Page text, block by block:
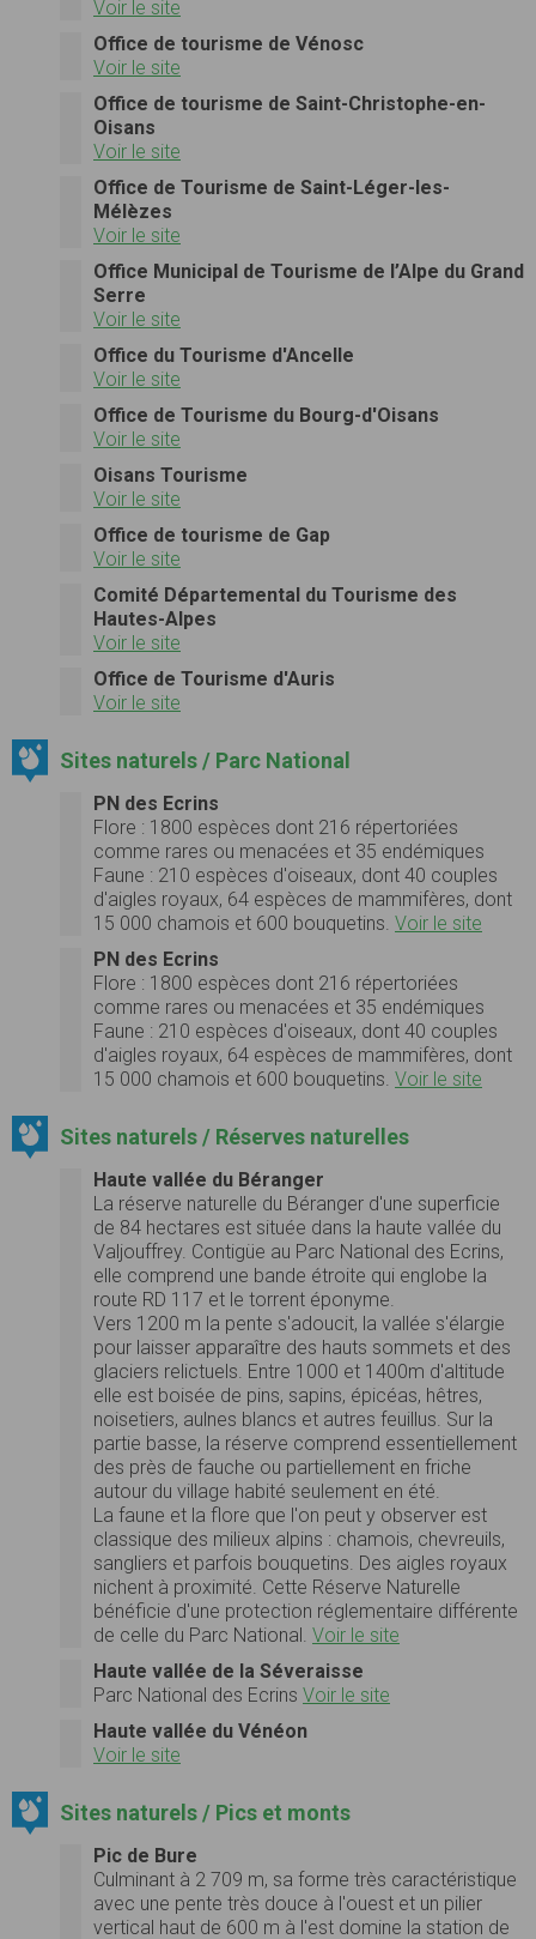
Voir le site
Office de tourisme de Vénosc
Voir le site
Office de tourisme de Saint-Christophe-en-
Oisans
Voir le site
Office de Tourisme de Saint-Léger-les-
Mélèzes
Voir le site
Office Municipal de Tourisme de l’Alpe du Grand
Serre
Voir le site
Office du Tourisme d'Ancelle
Voir le site
Office de Tourisme du Bourg-d'Oisans
Voir le site
Oisans Tourisme
Voir le site
Office de tourisme de Gap
Voir le site
Comité Départemental du Tourisme des
Hautes-Alpes
Voir le site
Office de Tourisme d'Auris
Voir le site
Sites naturels / Parc National
PN des Ecrins
Flore : 1800 espèces dont 216 répertoriées
comme rares ou menacées et 35 endémiques
Faune : 210 espèces d'oiseaux, dont 40 couples
d'aigles royaux, 64 espèces de mammifères, dont
15 000 chamois et 600 bouquetins. Voir le site
PN des Ecrins
Flore : 1800 espèces dont 216 répertoriées
comme rares ou menacées et 35 endémiques
Faune : 210 espèces d'oiseaux, dont 40 couples
d'aigles royaux, 64 espèces de mammifères, dont
15 000 chamois et 600 bouquetins. Voir le site
Sites naturels / Réserves naturelles
Haute vallée du Béranger
La réserve naturelle du Béranger d'une superficie
de 84 hectares est située dans la haute vallée du
Valjouffrey. Contigüe au Parc National des Ecrins,
elle comprend une bande étroite qui englobe la
route RD 117 et le torrent éponyme.
Vers 1200 m la pente s'adoucit, la vallée s'élargie
pour laisser apparaître des hauts sommets et des
glaciers relictuels. Entre 1000 et 1400m d'altitude
elle est boisée de pins, sapins, épicéas, hêtres,
noisetiers, aulnes blancs et autres feuillus. Sur la
partie basse, la réserve comprend essentiellement
des près de fauche ou partiellement en friche
autour du village habité seulement en été.
La faune et la flore que l'on peut y observer est
classique des milieux alpins : chamois, chevreuils,
sangliers et parfois bouquetins. Des aigles royaux
nichent à proximité. Cette Réserve Naturelle
bénéficie d'une protection réglementaire différente
de celle du Parc National. Voir le site
Haute vallée de la Séveraisse
Parc National des Ecrins Voir le site
Haute vallée du Vénéon
Voir le site
Sites naturels / Pics et monts
Pic de Bure
Culminant à 2 709 m, sa forme très caractéristique
avec une pente très douce à l'ouest et un pilier
vertical haut de 600 m à l'est domine la station de